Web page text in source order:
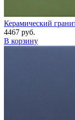
Керамический
4467 руб.
В корзину